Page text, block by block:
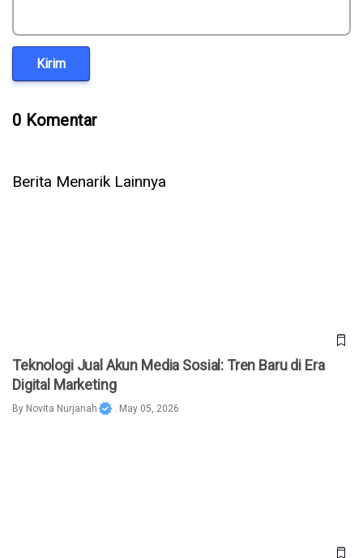
Kirim
0 Komentar
Berita Menarik Lainnya
Teknologi Jual Akun Media Sosial: Tren Baru di Era
Digital Marketing
By Novita Nurjanah . May 05, 2026